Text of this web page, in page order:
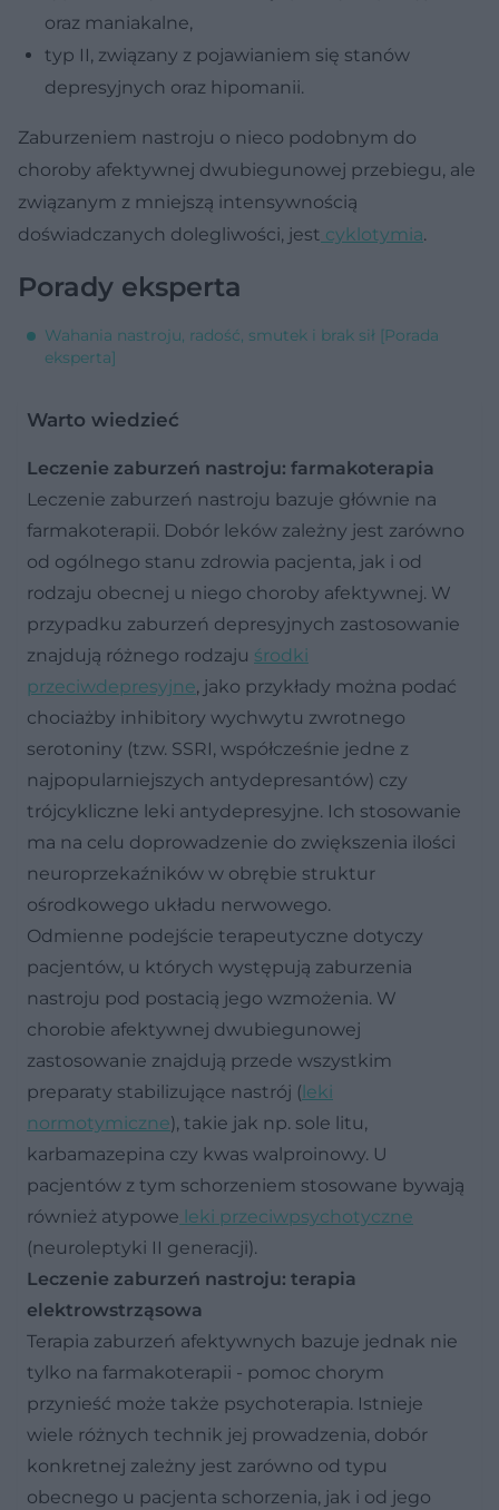
oraz maniakalne,
typ II, związany z pojawianiem się stanów
depresyjnych oraz hipomanii.
Zaburzeniem nastroju o nieco podobnym do
choroby afektywnej dwubiegunowej przebiegu, ale
związanym z mniejszą intensywnością
doświadczanych dolegliwości, jest cyklotymia.
Porady eksperta
Wahania nastroju, radość, smutek i brak sił [Porada
eksperta]
Warto wiedzieć
Leczenie zaburzeń nastroju: farmakoterapia
Leczenie zaburzeń nastroju bazuje głównie na
farmakoterapii. Dobór leków zależny jest zarówno
od ogólnego stanu zdrowia pacjenta, jak i od
rodzaju obecnej u niego choroby afektywnej. W
przypadku zaburzeń depresyjnych zastosowanie
znajdują różnego rodzaju środki
przeciwdepresyjne, jako przykłady można podać
chociażby inhibitory wychwytu zwrotnego
serotoniny (tzw. SSRI, współcześnie jedne z
najpopularniejszych antydepresantów) czy
trójcykliczne leki antydepresyjne. Ich stosowanie
ma na celu doprowadzenie do zwiększenia ilości
neuroprzekaźników w obrębie struktur
ośrodkowego układu nerwowego.
Odmienne podejście terapeutyczne dotyczy
pacjentów, u których występują zaburzenia
nastroju pod postacią jego wzmożenia. W
chorobie afektywnej dwubiegunowej
zastosowanie znajdują przede wszystkim
preparaty stabilizujące nastrój (leki
normotymiczne), takie jak np. sole litu,
karbamazepina czy kwas walproinowy. U
pacjentów z tym schorzeniem stosowane bywają
również atypowe leki przeciwpsychotyczne
(neuroleptyki II generacji).
Leczenie zaburzeń nastroju: terapia
elektrowstrząsowa
Terapia zaburzeń afektywnych bazuje jednak nie
tylko na farmakoterapii - pomoc chorym
przynieść może także psychoterapia. Istnieje
wiele różnych technik jej prowadzenia, dobór
konkretnej zależny jest zarówno od typu
obecnego u pacjenta schorzenia, jak i od jego